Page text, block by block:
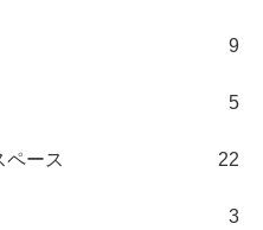
9
5
ペース 22
3